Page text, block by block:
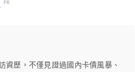
資歷，不僅見證過國內卡債風暴、